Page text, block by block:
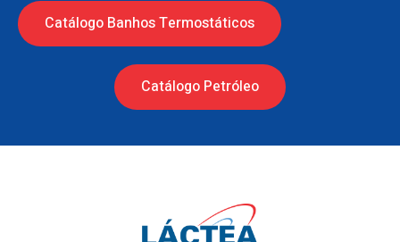
Catálogo Banhos Termostáticos
Catálogo Petróleo